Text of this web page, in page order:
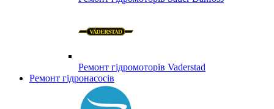
Ремонт гідромоторів Vaderstad
Ремонт гідронасосів